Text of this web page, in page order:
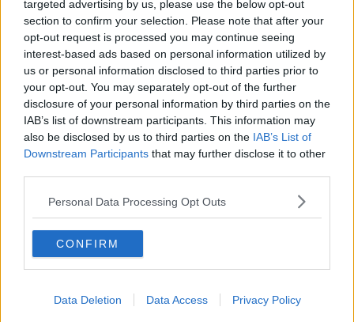
targeted advertising by us, please use the below opt-out
section to confirm your selection. Please note that after your
opt-out request is processed you may continue seeing
interest-based ads based on personal information utilized by
us or personal information disclosed to third parties prior to
your opt-out. You may separately opt-out of the further
disclosure of your personal information by third parties on the
IAB’s list of downstream participants. This information may
also be disclosed by us to third parties on the IAB’s List of
Downstream Participants that may further disclose it to other
Personal Data Processing Opt Outs
CONFIRM
Data Deletion Data Access Privacy Policy
Erdogan continua a sfidare l'Occidente
Libano, collasso economico e guerra civile
Johnson, da Trump a Biden alla Brexit
L'AUKUS e il Quad
Biden, primo presidente USA non in guerra
Papa Bergoglio vedrà Viktor Orbán
Bennet, un giorno in attesa di Biden
Il ritorno dei talebani
​La lenta agonia del Libano
Sudafrica, è allarme alimentare
Usa di nuovo al centro della geopolitica internazionale
La farsa delle elezioni in Siria
In Medioriente non ci sono favole, solo realtà
Biden chiama ma Netanyahu non risponde
Niente di nuovo in Medioriente
La forza di Boris Johnson
Mar Mediterraneo cimitero silente